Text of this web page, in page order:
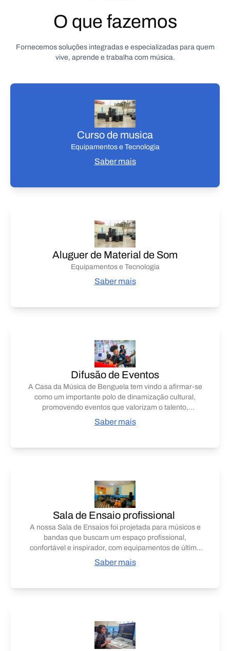
O que fazemos
Fornecemos soluções integradas e especializadas para quem
vive, aprende e trabalha com música.
Curso de musica
Equipamentos e Tecnologia
Saber mais
Aluguer de Material de Som
Equipamentos e Tecnologia
Saber mais
Difusão de Eventos
A Casa da Música de Benguela tem vindo a afirmar-se
como um importante polo de dinamização cultural,
promovendo eventos que valorizam o talento,
incentivam a formação artística e fortalecem a ligação
entre a música e a comunidade.
Saber mais
Sala de Ensaio profissional
A nossa Sala de Ensaios foi projetada para músicos e
bandas que buscam um espaço profissional,
confortável e inspirador, com equipamentos de última
geração, climatização eficiente e atendimento
personalizado. Ideal para artistas solo, bandas
flexíveis e fácil acesso, estando disponíveis de
Muitos artistas renomados já pisaram no nosso
espaço, como Cota Lulas da Paixão, Jojo Gouveia,
Heroide, Ze Beato, Banda Semba no Pé, Banda Som
Saber mais